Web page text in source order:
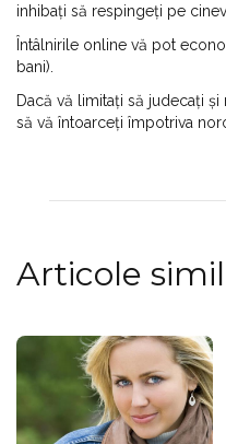
inhibați să respingeți pe
Întâlnirile online vă pot
bani).
Dacă vă limitați să judecați
să vă întoarceți împotriva
Articole